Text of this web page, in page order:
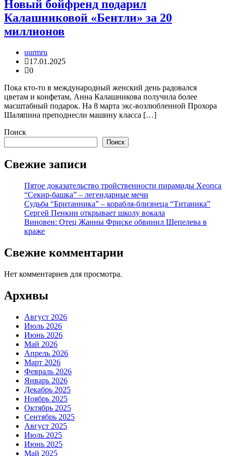
Новый бойфренд подарил
Калашниковой «Бентли» за 20
миллионов
uurmru
17.01.2025
0
Пока кто-то в международный женский день радовался
цветам и конфетам, Анна Калашникова получила более
масштабный подарок. На 8 марта экс-возлюбленной Прохора
Шаляпина преподнесли машину класса […]
Поиск
Поиск
Свежие записи
Пятое доказательство тройственности пирамиды Хеопса
“Секир-башка” – легендарные мечи
Судьба “Британника” – корабля-близнеца “Титаника”
Сергей Пенкин открывает школу вокала
Виновен: Отец Жанны Фриске обвинил Шепелева в
краже
Свежие комментарии
Нет комментариев для просмотра.
Архивы
Август 2026
Июль 2026
Июнь 2026
Май 2026
Апрель 2026
Март 2026
Февраль 2026
Январь 2026
Декабрь 2025
Ноябрь 2025
Октябрь 2025
Сентябрь 2025
Август 2025
Июль 2025
Июнь 2025
Май 2025